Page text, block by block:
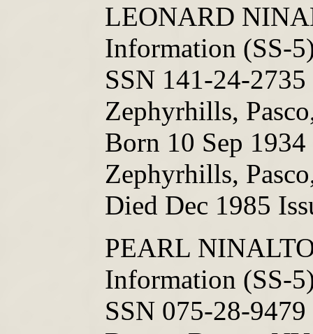
LEONARD
Information (SS-
SSN 141-24-
Zephyrhills,
Born 10 Sep
Zephyrhills,
Died Dec 1985
PEARL
Information (SS-
SSN 075-28-